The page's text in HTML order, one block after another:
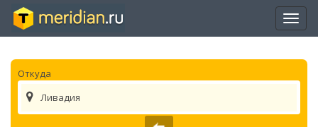
Откуда
Ливадия